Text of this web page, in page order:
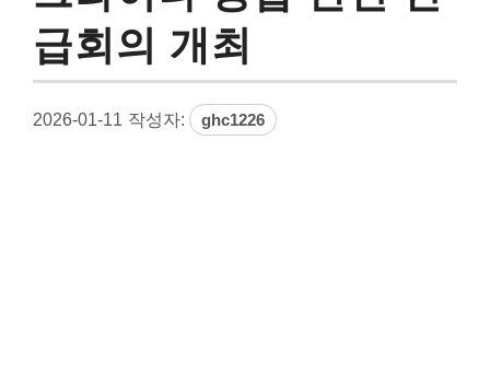
급회의 개최
2026-01-11 작성자: ghc1226